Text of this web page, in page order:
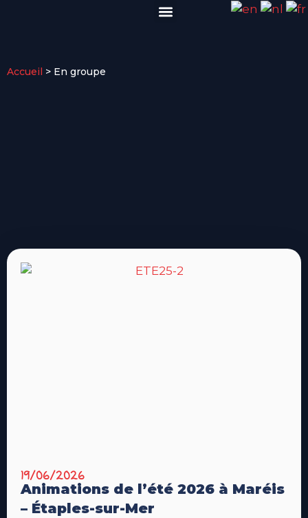
Accueil > En groupe
19/06/2026
Animations de l’été 2026 à Maréis
– Étaples-sur-Mer